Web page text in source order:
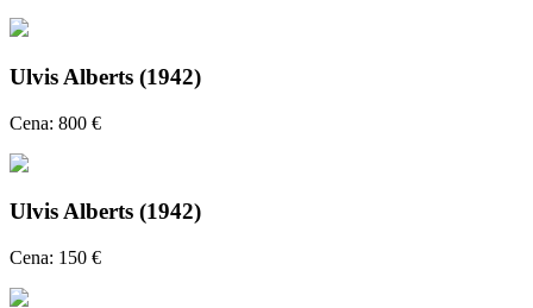
Ulvis Alberts (1942)
Cena: 800 €
Ulvis Alberts (1942)
Cena: 150 €